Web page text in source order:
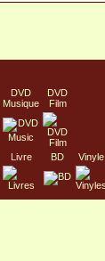
DVD
Musique
DVD
Film
Livre BD Vinyle